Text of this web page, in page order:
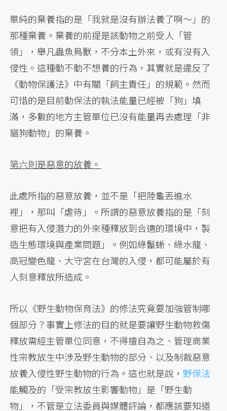
單純的棄養指的是「我就是沒有辦法養了啊～」的
那種棄養。棄養的前提是該動物之前受人「管
領」，舉凡蟲魚鳥獸，不分本土外來，或有沒有入
侵性。這種動不動不想養的行為，其實就是違反了
《動物保護法》中有關「飼主責任」的規範。然而
可惜的是目前動保法的執法能量已經被「狗」填
滿，多數的地方主管單位已沒有能量再去處理「非
貓狗動物」的棄養。
第六則是惡意的放養。
此處所指的惡意放養，並不是「把陸龜丟進水
裡」，那叫「虐待」。所謂的惡意放養指的是「刻
意把有入侵潛力的外來種釋放到合適的環境中，製
造生態環境與產業問題」。例如綠鬣蜥、綠水龍、
高冠變色龍、大守宮在台灣的入侵，都可能屬於有
人刻意釋放所造成。
所以《野生動物保育法》的修法究竟要加強管制哪
個部分？事實上修法的目的就是要讓野生動物救傷
釋放需經主管單位同意，不得擅自為之、管理商業
性宗教放生中涉及野生動物的部分、以及制裁惡意
放養入侵性野生動物的行為。這也就是說， 野保法
能觸及的「受宗教放生影響動物」是「野生動
物」，不管是立法委員與媒體評論，都應該要知道